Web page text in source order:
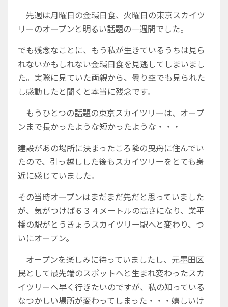
先週は月曜日の金環日食、火曜日の東京スカイツ
リーのオープンと明るい話題の一週間でした。
でも残念なことに、もう私が生きているうちは見ら
れないかもしれない金環日食を見逃してしまいまし
た。実際に見ていた両親から、曇り空でも見られた
し感動したと聞くと本当に残念です。
もうひとつの話題の東京スカイツリーは、オープ
ンまで長かったような短かったような・・・
建設があの場所に決まったころ隣の曳舟に住んでい
たので、引っ越しした後もスカイツリーをとても身
近に感じていました。
その当時オープンはまだまだ先だと思っていました
が、気がつけば６３４メートルの高さになり、業平
橋の駅がとうきょうスカイツリー駅へと変わり、つ
いにオープン。
オープンを楽しみに待っていましたし、元墨田区
民として最先端のスポットへと生まれ変わったスカ
イツリーへ早く行きたいのですが、私の知っている
なつかしい場所が変わってしまった・・・嬉しいけ